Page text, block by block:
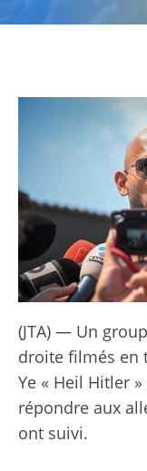
(JTA) — Un
droite filmés en
Ye « Heil Hitler
répondre aux
ont suivi.